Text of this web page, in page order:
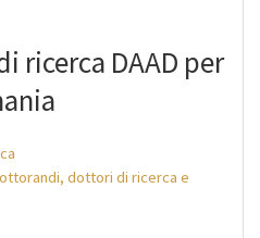
ricerca DAAD per
dottori di ricerca e